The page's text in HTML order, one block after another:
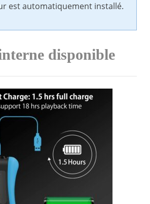
est automatiquement installé.
disponible